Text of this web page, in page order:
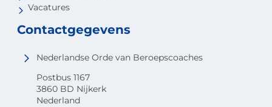
Vacatures
Contactgegevens
Nederlandse Orde van Beroepscoaches
Postbus 1167
3860 BD Nijkerk
Nederland